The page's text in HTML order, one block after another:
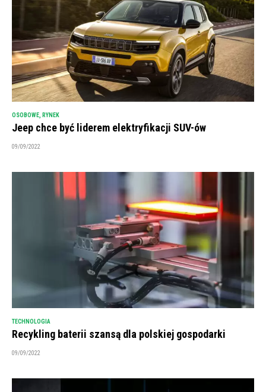
OSOBOWE RYNEK
Jeep chce być liderem elektryfikacji SUV-ów
09/09/2022
TECHNOLOGIA
Recykling baterii szansą dla polskiej gospodarki
09/09/2022